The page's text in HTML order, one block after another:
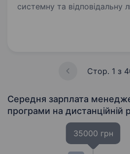
системну та відповідальну
Стор. 1 з
Середня зарплата
програми на дистанційній
35000 грн